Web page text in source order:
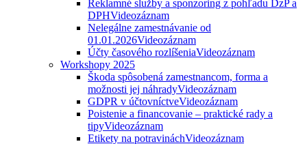
Reklamné služby a sponzoring z pohľadu DzP a
DPHVideozáznam
Nelegálne zamestnávanie od
01.01.2026Videozáznam
Účty časového rozlíšeniaVideozáznam
Workshopy 2025
Škoda spôsobená zamestnancom, forma a
možnosti jej náhradyVideozáznam
GDPR v účtovníctveVideozáznam
Poistenie a financovanie – praktické rady a
tipyVideozáznam
Etikety na potravináchVideozáznam